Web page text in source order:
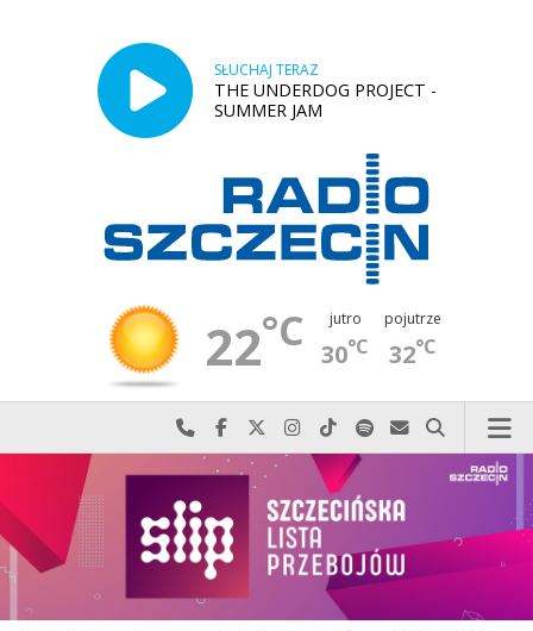
SŁUCHAJ TERAZ
THE UNDERDOG PROJECT -
SUMMER JAM
22°C jutro
30°C
pojutrze
32°C
Najlepiej po prostu do nas zadzwoń
Odwiedź nas na Facebook-u
Odwiedź nas na X
Odwiedź nas na Instagram-ie
Odwiedź nas na TikTok-u
Szukaj nas na Spotify
Wyślij do nas
Szukaj